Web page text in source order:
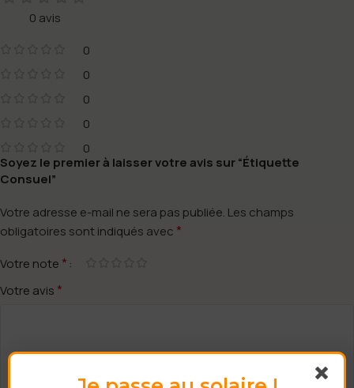
0 avis
0
0
0
0
0
Soyez le premier à laisser votre avis sur “Étiquette
Consuel”
Votre adresse e-mail ne sera pas publiée. Les champs
obligatoires sont indiqués avec *
Votre note *
Votre avis *